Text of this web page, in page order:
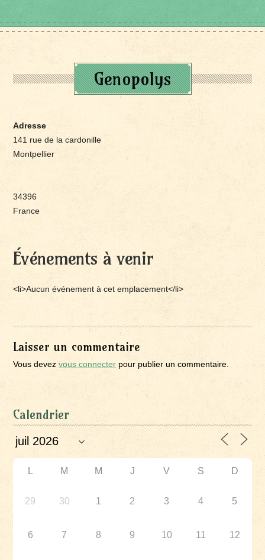
Genopolys
Adresse
141 rue de la cardonille
Montpellier
34396
France
Événements à venir
<li>Aucun événement à cet emplacement</li>
Laisser un commentaire
Vous devezvous connecter pour publier un commentaire.
Calendrier
L M M J V S D
29 30 1 2 3 4 5
6 7 8 9 10 11 12